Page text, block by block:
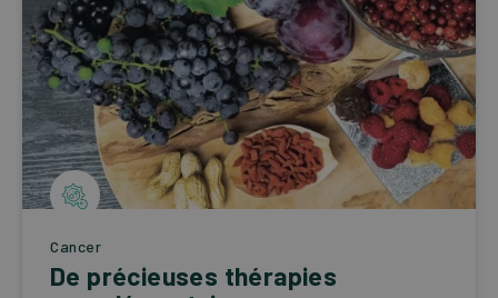
Cancer
De précieuses thérapies